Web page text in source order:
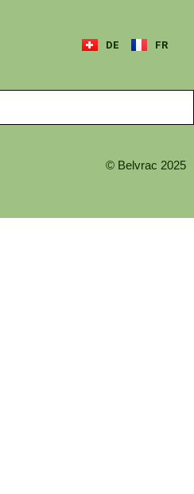
DE FR
© Belvrac 2025